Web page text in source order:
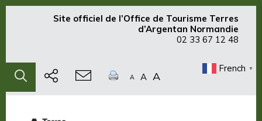
Site officiel de l’Office de Tourisme Terres
d’Argentan Normandie
02 33 67 12 48
A A A
French ▼